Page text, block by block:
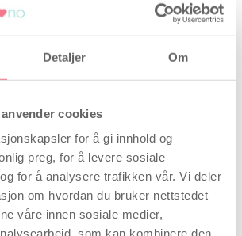
Detaljer Om
cookies
for å gi innhold og
preg, for å levere sosiale
for å analysere trafikken vår. Vi deler
om hvordan du bruker nettstedet
våre innen sosiale medier,
som kan kombinere den
Vår pris79,00
får du den beste forbindelsen med
din. Tube: 250 ml
Utsolgt